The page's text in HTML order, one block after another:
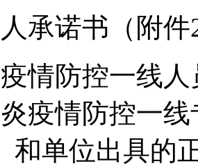
承诺书（附件
情防控一线
炎疫情防控一
和单位出具的